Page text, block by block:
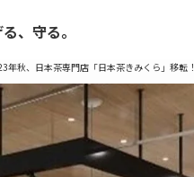
、守る。
秋、日本茶専門店「日本茶きみくら」移転！